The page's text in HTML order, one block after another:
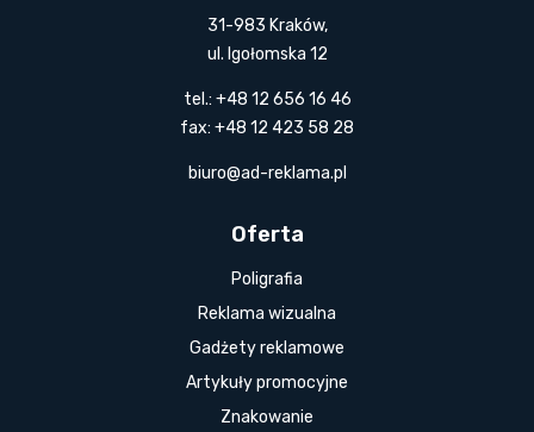
31-983 Kraków,
ul. Igołomska 12
tel.: +48 12 656 16 46
fax: +48 12 423 58 28
biuro@ad-reklama.pl
Oferta
Poligrafia
Reklama wizualna
Gadżety reklamowe
Artykuły promocyjne
Znakowanie